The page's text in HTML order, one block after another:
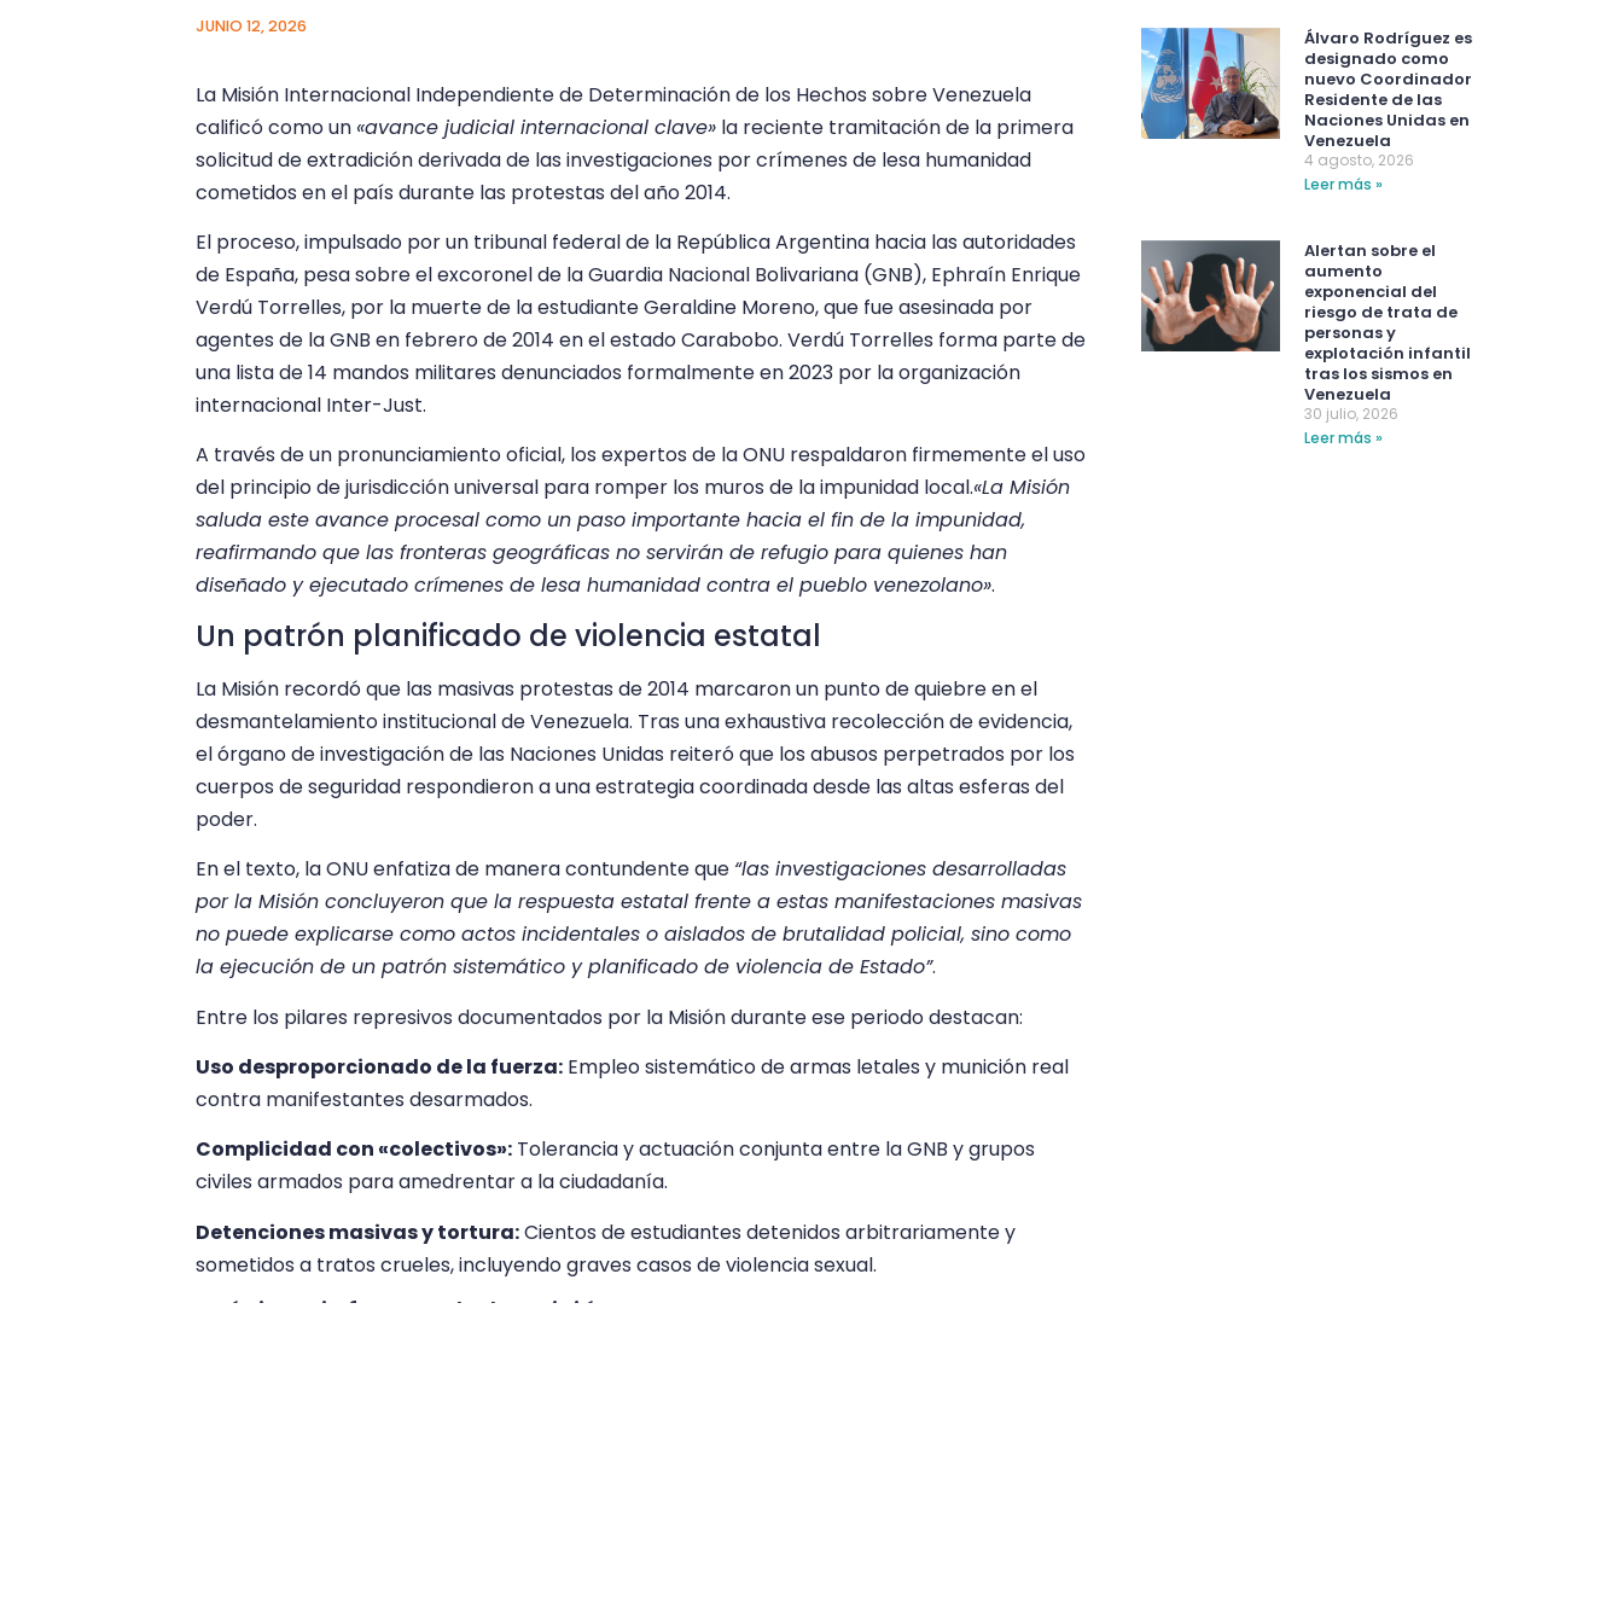
JUNIO 12, 2026
La Misión Internacional Independiente de Determinación de los Hechos sobre Venezuela
calificó como un «avance judicial internacional clave» la reciente tramitación de la primera
solicitud de extradición derivada de las investigaciones por crímenes de lesa humanidad
cometidos en el país durante las protestas del año 2014.
El proceso, impulsado por un tribunal federal de la República Argentina hacia las autoridades
de España, pesa sobre el excoronel de la Guardia Nacional Bolivariana (GNB), Ephraín Enrique
Verdú Torrelles, por la muerte de la estudiante Geraldine Moreno, que fue asesinada por
agentes de la GNB en febrero de 2014 en el estado Carabobo. Verdú Torrelles forma parte de
una lista de 14 mandos militares denunciados formalmente en 2023 por la organización
internacional Inter-Just.
A través de un pronunciamiento oficial, los expertos de la ONU respaldaron firmemente el uso
del principio de jurisdicción universal para romper los muros de la impunidad local.«La Misión
saluda este avance procesal como un paso importante hacia el fin de la impunidad,
reafirmando que las fronteras geográficas no servirán de refugio para quienes han
diseñado y ejecutado crímenes de lesa humanidad contra el pueblo venezolano».
Un patrón planificado de violencia estatal
La Misión recordó que las masivas protestas de 2014 marcaron un punto de quiebre en el
desmantelamiento institucional de Venezuela. Tras una exhaustiva recolección de evidencia,
el órgano de investigación de las Naciones Unidas reiteró que los abusos perpetrados por los
cuerpos de seguridad respondieron a una estrategia coordinada desde las altas esferas del
poder.
En el texto, la ONU enfatiza de manera contundente que “las investigaciones desarrolladas
por la Misión concluyeron que la respuesta estatal frente a estas manifestaciones masivas
no puede explicarse como actos incidentales o aislados de brutalidad policial, sino como
la ejecución de un patrón sistemático y planificado de violencia de Estado”.
Entre los pilares represivos documentados por la Misión durante ese periodo destacan:
Uso desproporcionado de la fuerza: Empleo sistemático de armas letales y munición real
contra manifestantes desarmados.
Complicidad con «colectivos»: Tolerancia y actuación conjunta entre la GNB y grupos
civiles armados para amedrentar a la ciudadanía.
Detenciones masivas y tortura:Cientos de estudiantes detenidos arbitrariamente y
sometidos a tratos crueles, incluyendo graves casos de violencia sexual.
Próximo informe de la Misión
Álvaro Rodríguez es
designado como
nuevo Coordinador
Residente de las
Naciones Unidas en
Venezuela
4 agosto, 2026
Leer más »
Alertan sobre el
aumento
exponencial del
riesgo de trata de
personas y
explotación infantil
tras los sismos en
Venezuela
30 julio, 2026
Leer más »